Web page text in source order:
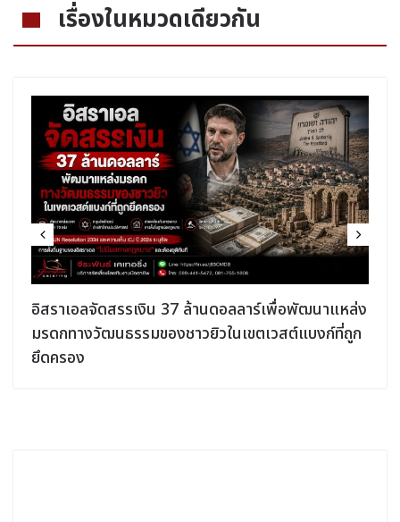
เรื่องในหมวดเดียวกัน
อิสราเอลจัดสรรเงิน 37 ล้านดอลลาร์เพื่อพัฒนาแหล่ง
มรดกทางวัฒนธรรมของชาวยิวในเขตเวสต์แบงก์ที่ถูก
ยึดครอง